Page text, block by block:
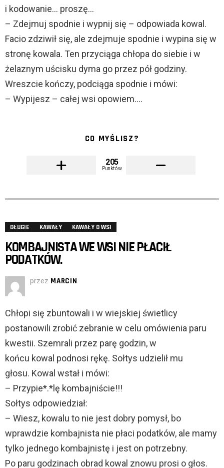
i kodowanie… proszę…
– Zdejmuj spodnie i wypnij się – odpowiada kowal.
Facio zdziwił się, ale zdejmuje spodnie i wypina się w
stronę kowala. Ten przyciąga chłopa do siebie i w
żelaznym uścisku dyma go przez pół godziny.
Wreszcie kończy, podciąga spodnie i mówi:
– Wypijesz – całej wsi opowiem….
CO MYŚLISZ?
205
Punktów
DŁUGIE KAWAŁY KAWAŁY O WSI
KOMBAJNISTA WE WSI NIE PŁACIŁ
PODATKÓW.
przez MARCIN
Chłopi się zbuntowali i w wiejskiej świetlicy
postanowili zrobić zebranie w celu omówienia paru
kwestii. Szemrali przez parę godzin, w
końcu kowal podnosi rękę. Sołtys udzielił mu
głosu. Kowal wstał i mówi:
– Przypie*.*lę kombajniście!!!
Sołtys odpowiedział:
– Wiesz, kowalu to nie jest dobry pomysł, bo
wprawdzie kombajnista nie płaci podatków, ale mamy
tylko jednego kombajnistę i jest on potrzebny.
Po paru godzinach obrad kowal znowu prosi o głos.